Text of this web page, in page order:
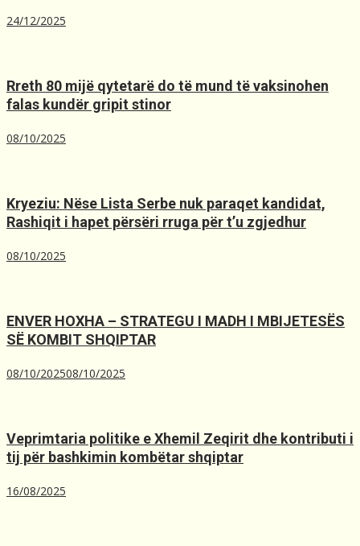
24/12/2025
Rreth 80 mijë qytetarë do të mund të vaksinohen
falas kundër gripit stinor
08/10/2025
Kryeziu: Nëse Lista Serbe nuk paraqet kandidat,
Rashiqit i hapet përsëri rruga për t’u zgjedhur
08/10/2025
ENVER HOXHA – STRATEGU I MADH I MBIJETESËS
SË KOMBIT SHQIPTAR
08/10/202508/10/2025
Veprimtaria politike e Xhemil Zeqirit dhe kontributi i
tij për bashkimin kombëtar shqiptar
16/08/2025